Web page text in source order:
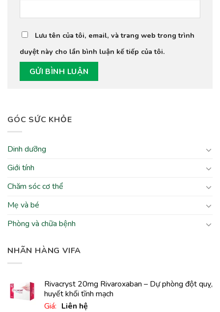
GÓC SỨC KHỎE
Dinh dưỡng
Giới tính
Chăm sóc cơ thể
Mẹ và bé
Phòng và chữa bệnh
NHÃN HÀNG VIFA
Rivacryst 20mg Rivaroxaban – Dự phòng đột quỵ,
huyết khối tĩnh mạch
Giá: Liên hệ
Lưu tên của tôi, email, và trang web trong trình
duyệt này cho lần bình luận kế tiếp của tôi.